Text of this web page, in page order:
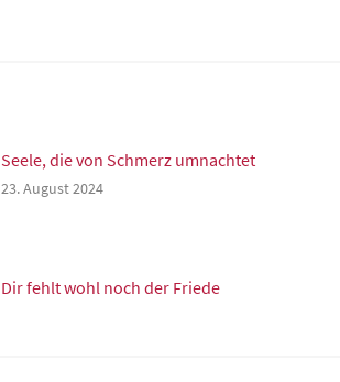
Seele, die von Schmerz umnachtet
23. August 2024
Dir fehlt wohl noch der Friede